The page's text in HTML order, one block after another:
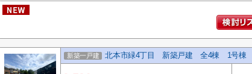
新築一戸建 北本市緑4丁目 新築戸建 全4棟 1号棟